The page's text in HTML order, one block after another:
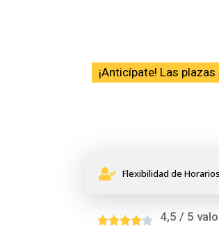
¡Anticípate! Las
Flexibilidad de Horarios
4,5 / 5